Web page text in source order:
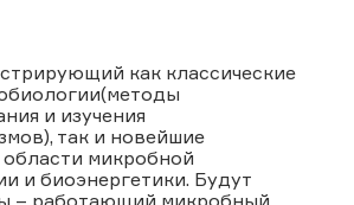
как классические
и изучения
так и новейшие
области микробной
и биоэнергетики. Будут
– работающий микробный